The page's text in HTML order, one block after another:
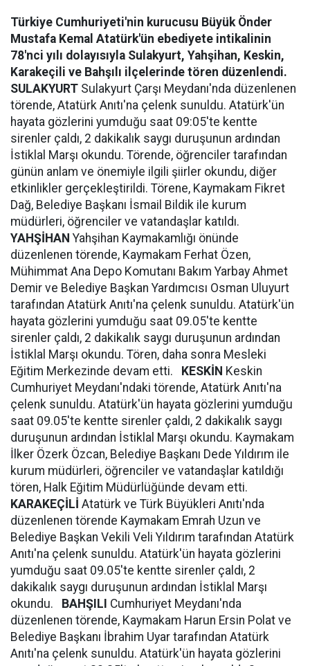
Türkiye Cumhuriyeti'nin kurucusu Büyük Önder
Mustafa Kemal Atatürk'ün ebediyete intikalinin
78'nci yılı dolayısıyla Sulakyurt, Yahşihan, Keskin,
Karakeçili ve Bahşılı ilçelerinde tören düzenlendi.
SULAKYURT Sulakyurt Çarşı Meydanı'nda düzenlenen
törende, Atatürk Anıtı'na çelenk sunuldu. Atatürk'ün
hayata gözlerini yumduğu saat 09:05'te kentte
sirenler çaldı, 2 dakikalık saygı duruşunun ardından
İstiklal Marşı okundu. Törende, öğrenciler tarafından
günün anlam ve önemiyle ilgili şiirler okundu, diğer
etkinlikler gerçekleştirildi. Törene, Kaymakam Fikret
Dağ, Belediye Başkanı İsmail Bildik ile kurum
müdürleri, öğrenciler ve vatandaşlar katıldı.
YAHŞİHAN Yahşihan Kaymakamlığı önünde
düzenlenen törende, Kaymakam Ferhat Özen,
Mühimmat Ana Depo Komutanı Bakım Yarbay Ahmet
Demir ve Belediye Başkan Yardımcısı Osman Uluyurt
tarafından Atatürk Anıtı'na çelenk sunuldu. Atatürk'ün
hayata gözlerini yumduğu saat 09.05'te kentte
sirenler çaldı, 2 dakikalık saygı duruşunun ardından
İstiklal Marşı okundu. Tören, daha sonra Mesleki
Eğitim Merkezinde devam etti.
KESKİN Keskin
Cumhuriyet Meydanı'ndaki törende, Atatürk Anıtı'na
çelenk sunuldu. Atatürk'ün hayata gözlerini yumduğu
saat 09.05'te kentte sirenler çaldı, 2 dakikalık saygı
duruşunun ardından İstiklal Marşı okundu. Kaymakam
İlker Özerk Özcan, Belediye Başkanı Dede Yıldırım ile
kurum müdürleri, öğrenciler ve vatandaşlar katıldığı
tören, Halk Eğitim Müdürlüğünde devam etti.
KARAKEÇİLİ Atatürk ve Türk Büyükleri Anıtı'nda
düzenlenen törende Kaymakam Emrah Uzun ve
Belediye Başkan Vekili Veli Yıldırım tarafından Atatürk
Anıtı'na çelenk sunuldu. Atatürk'ün hayata gözlerini
yumduğu saat 09.05'te kentte sirenler çaldı, 2
dakikalık saygı duruşunun ardından İstiklal Marşı
okundu.
BAHŞILI Cumhuriyet Meydanı'nda
düzenlenen törende, Kaymakam Harun Ersin Polat ve
Belediye Başkanı İbrahim Uyar tarafından Atatürk
Anıtı'na çelenk sunuldu. Atatürk'ün hayata gözlerini